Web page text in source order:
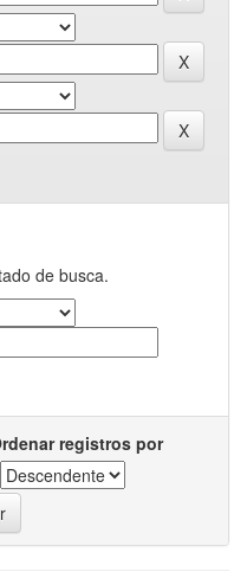
de busca.
registros por